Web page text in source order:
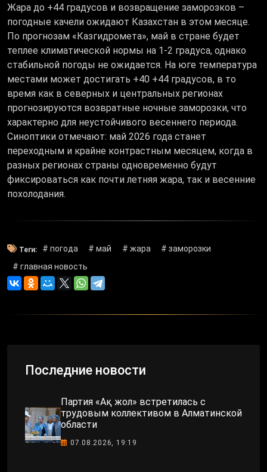
Жара до +44 градусов и возвращение заморозков –
погодные качели ожидают Казахстан в этом месяце.
По прогнозам «Казгидромета», май в стране будет
теплее климатической нормы на 1-2 градуса, однако
стабильной погоды не ожидается. На юге температура
местами может достигать +40 +44 градусов, в то
время как в северных и центральных регионах
прогнозируются возвратные ночные заморозки, что
характерно для неустойчивого весеннего периода.
Синоптики отмечают: май 2026 года станет
переходным и крайне контрастным месяцем, когда в
разных регионах страны одновременно будут
фиксироваться как почти летняя жара, так и весенние
похолодания.
Теги: # погода # май # жара
# заморозки
# главная новость
Последние новости
Партия «Ақ жол» встретилась с
трудовым коллективом в Алматинской
области
07.08.2026, 19:19